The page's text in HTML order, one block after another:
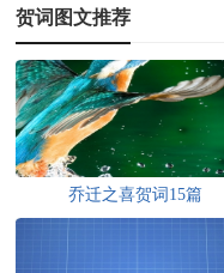
贺词图文推荐
乔迁之喜贺词15篇